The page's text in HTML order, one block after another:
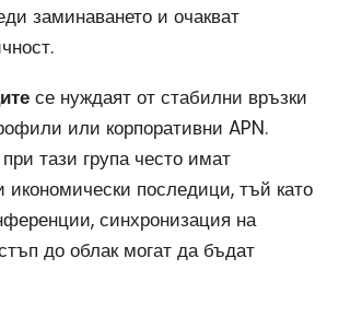
заминаването и очакват
се нуждаят от стабилни връзки
или корпоративни APN.
тази група често имат
икономически последици, тъй като
синхронизация на
до облак могат да бъдат